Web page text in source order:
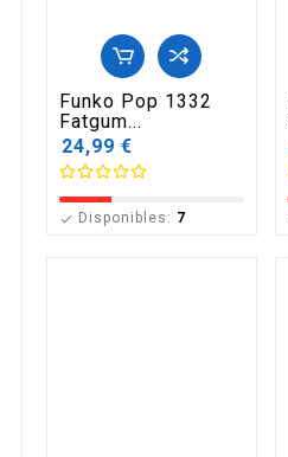
Funko Pop 1332
Fatgum...
24,99 €
 Disponibles: 7